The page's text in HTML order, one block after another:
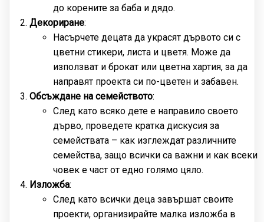
до корените за баба и дядо.
Декориране:
Насърчете децата да украсят дървото си с
цветни стикери, листа и цветя. Може да
използват и брокат или цветна хартия, за да
направят проекта си по-цветен и забавен.
Обсъждане на семейството:
След като всяко дете е направило своето
дърво, проведете кратка дискусия за
семействата – как изглеждат различните
семейства, защо всички са важни и как всеки
човек е част от едно голямо цяло.
Изложба:
След като всички деца завършат своите
проекти, организирайте малка изложба в